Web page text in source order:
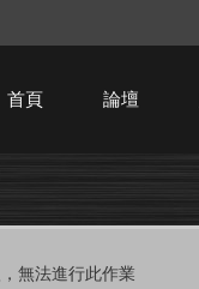
首頁 論壇
無法進行此作業